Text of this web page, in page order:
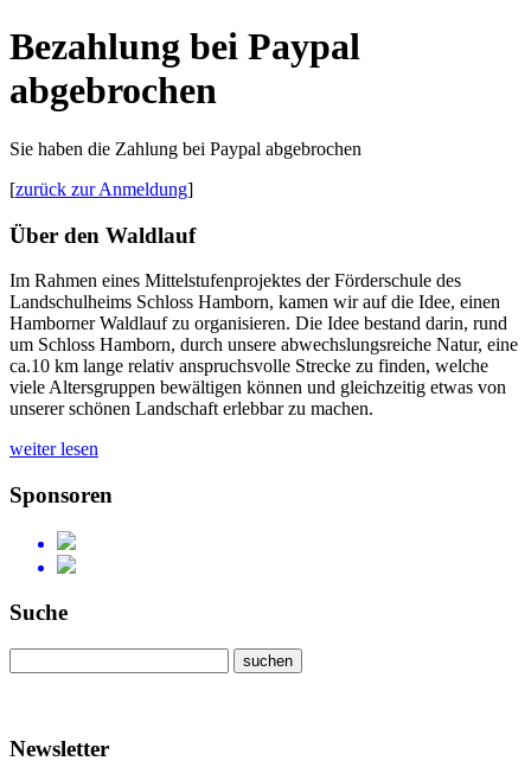
Bezahlung bei Paypal
abgebrochen
Sie haben die Zahlung bei Paypal abgebrochen
[zurück zur Anmeldung]
Über den Waldlauf
Im Rahmen eines Mittelstufenprojektes der Förderschule des
Landschulheims Schloss Hamborn, kamen wir auf die Idee, einen
Hamborner Waldlauf zu organisieren. Die Idee bestand darin, rund
um Schloss Hamborn, durch unsere abwechslungsreiche Natur, eine
ca.10 km lange relativ anspruchsvolle Strecke zu finden, welche
viele Altersgruppen bewältigen können und gleichzeitig etwas von
unserer schönen Landschaft erlebbar zu machen.
weiter lesen
Sponsoren
Suche
Newsletter